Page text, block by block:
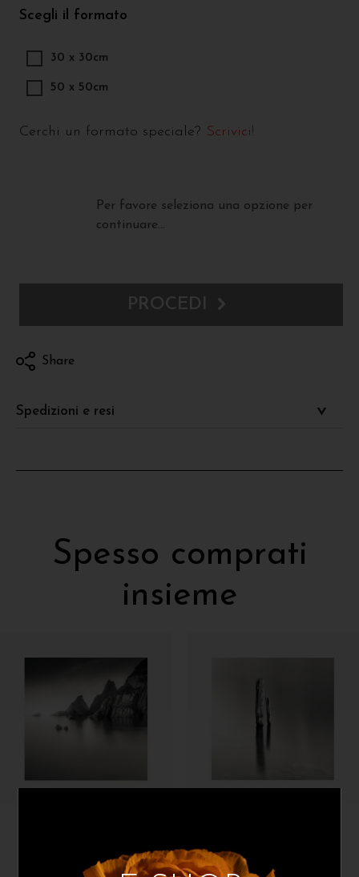
Scegli il formato
30 x 30cm
50 x 50cm
Cerchi un formato speciale? Scrivici!
Per favore seleziona una opzione per
continuare...
PROCEDI
Share
Spedizioni e resi
Spesso comprati
insieme
Dragon Scales Squarciato